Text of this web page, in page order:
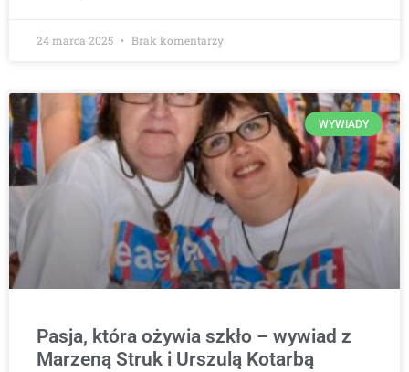
24 marca 2025 Brak komentarzy
WYWIADY
Pasja, która ożywia szkło – wywiad z
Marzeną Struk i Urszulą Kotarbą